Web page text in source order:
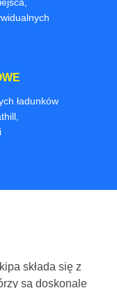
ładunków
składa się z
są doskonale